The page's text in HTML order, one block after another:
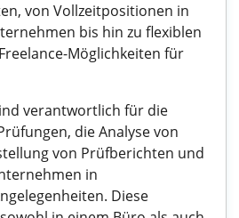
von Vollzeitpositionen in
bis hin zu flexiblen
Möglichkeiten für
verantwortlich für die
die Analyse von
von Prüfberichten und
in
Diese